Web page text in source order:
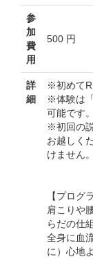
参
加
費
用
500 円
詳
細
※初めて
※体験は
可能です
※初回の
お越しく
けません。
【プログ
肩こりや
らだの仕
全身に血
に）心地